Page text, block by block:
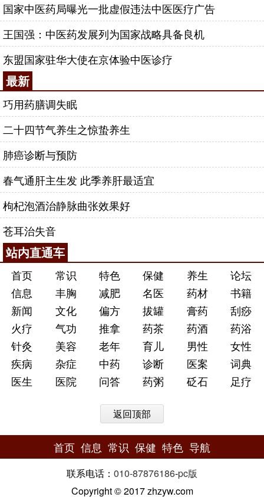
国家中医药局曝光一批虚假违法中医医疗广告
王国强：中医药发展列为国家战略具备良机
东盟国家驻华大使在京体验中医诊疗
最新
巧用药膳调失眠
二十四节气养生之惊蛰养生
肺癌诊断与预防
春气通肝主生发 此季养肝最适宜
枸杞泡酒治静脉曲张效果好
苍耳治失音
站内直通车
首页 常识 特色 保健 养生
论坛
信息
丰胸 减肥 名医 药材
书籍
新闻
文化 偏方 拔罐 膏药
刮痧
火疗
气功 推拿 药茶 药酒
药浴
针灸
美容 老年 育儿 男性
女性
疾病
杂症 中药 诊断 医案
词典
医生
医院 问答 药粥 砭石 足疗
返回顶部
首页 信息 常识 保健 特色 导航
联系电话： 010-87876186-pc版
Copyright © 2017 zhzyw.com